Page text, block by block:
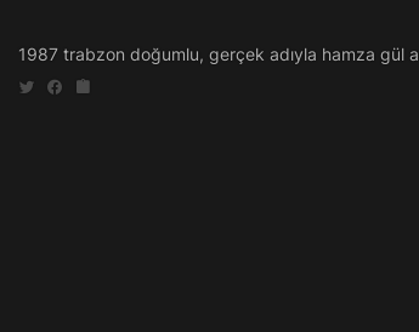
1987 trabzon doğumlu, gerçek adıyla hamza gül